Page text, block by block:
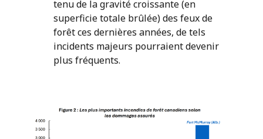
tenu de la gravité croissante (en
superficie totale brûlée) des feux de
forêt ces dernières années, de tels
incidents majeurs pourraient devenir
plus fréquents.